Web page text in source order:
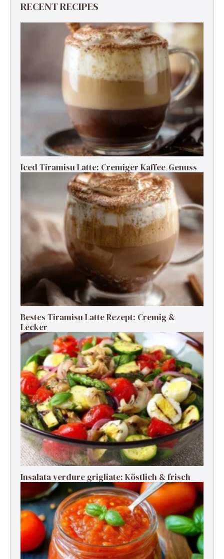
RECENT RECIPES
Iced Tiramisu Latte: Cremiger Kaffee-Genuss
Bestes Tiramisu Latte Rezept: Cremig &
Lecker
Insalata verdure grigliate: Köstlich & frisch